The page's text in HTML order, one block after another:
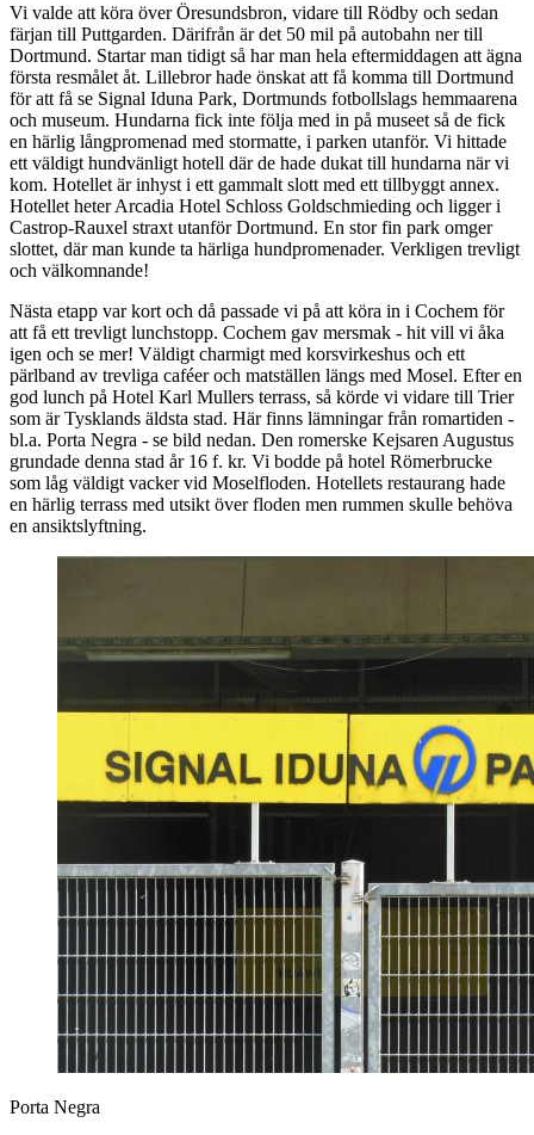
Vi valde att köra över Öresundsbron, vidare till Rödby och sedan
färjan till Puttgarden. Därifrån är det 50 mil på autobahn ner till
Dortmund. Startar man tidigt så har man hela eftermiddagen att ägna
första resmålet åt. Lillebror hade önskat att få komma till Dortmund
för att få se Signal Iduna Park, Dortmunds fotbollslags hemmaarena
och museum. Hundarna fick inte följa med in på museet så de fick
en härlig långpromenad med stormatte, i parken utanför. Vi hittade
ett väldigt hundvänligt hotell där de hade dukat till hundarna när vi
kom. Hotellet är inhyst i ett gammalt slott med ett tillbyggt annex.
Hotellet heter Arcadia Hotel Schloss Goldschmieding och ligger i
Castrop-Rauxel straxt utanför Dortmund. En stor fin park omger
slottet, där man kunde ta härliga hundpromenader. Verkligen trevligt
och välkomnande!
Nästa etapp var kort och då passade vi på att köra in i Cochem för
att få ett trevligt lunchstopp. Cochem gav mersmak - hit vill vi åka
igen och se mer! Väldigt charmigt med korsvirkeshus och ett
pärlband av trevliga caféer och matställen längs med Mosel. Efter en
god lunch på Hotel Karl Mullers terrass, så körde vi vidare till Trier
som är Tysklands äldsta stad. Här finns lämningar från romartiden -
bl.a. Porta Negra - se bild nedan. Den romerske Kejsaren Augustus
grundade denna stad år 16 f. kr. Vi bodde på hotel Römerbrucke
som låg väldigt vacker vid Moselfloden. Hotellets restaurang hade
en härlig terrass med utsikt över floden men rummen skulle behöva
en ansiktslyftning.
Porta Negra